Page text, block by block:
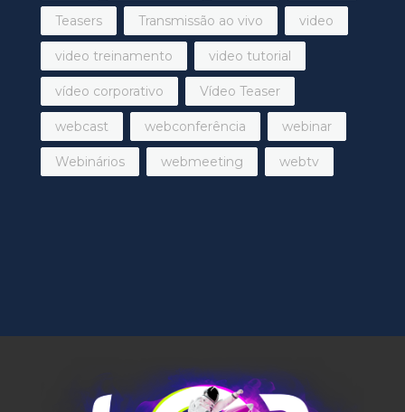
Teasers Transmissão ao vivo video
video treinamento video tutorial
vídeo corporativo Vídeo Teaser
webcast webconferência webinar
Webinários webmeeting webtv